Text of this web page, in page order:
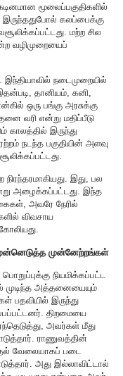
மூலைப்பகுதிகளில்
இருந்ததுபோல் கலப்பைக்கு
மற்ற சில
வழிமுறையைப்
நடைமுறையில்
தானியம், கனி,
ஒரு பங்கு அரசுக்கு
வரி என்று மதிப்பீடு
காலத்தில் இருந்து
நடந்த பகுதியின் அளவு
இது, பல
அழைக்கப்பட்டது. இந்த
அவரே நேரில்
விவசாய
முன்னேற்றங்கள்
நியமிக்கப்பட்ட
அத்தனையையும்
பதவியில் இருந்து
திறமையை
அவர்கள் மீது
ராணுவத்தின்
வேலையாகப் படை
அது இல்லாவிட்டால்